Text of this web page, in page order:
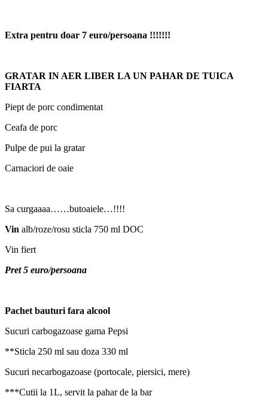
Extra pentru doar 7 euro/persoana !!!!!!!
GRATAR IN AER LIBER LA UN PAHAR DE TUICA
FIARTA
Piept de porc condimentat
Ceafa de porc
Pulpe de pui la gratar
Carnaciori de oaie
Sa curgaaaa……butoaiele…!!!!
Vin alb/roze/rosu sticla 750 ml DOC
Vin fiert
Pret 5 euro/persoana
Pachet bauturi fara alcool
Sucuri carbogazoase gama Pepsi
**Sticla 250 ml sau doza 330 ml
Sucuri necarbogazoase (portocale, piersici, mere)
***Cutii la 1L, servit la pahar de la bar